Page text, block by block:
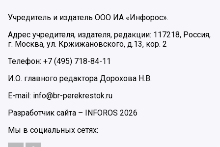
Учредитель и издатель ООО ИА «Инфорос».
Адрес учредителя, издателя, редакции: 117218, Россия,
г. Москва, ул. Кржижановского, д.13, кор. 2
Телефон: +7 (495) 718-84-11
И.О. главного редактора Дорохова Н.В.
E-mail: info@br-perekrestok.ru
Разработчик сайта –
INFOROS 2026
Мы в социальных сетях: